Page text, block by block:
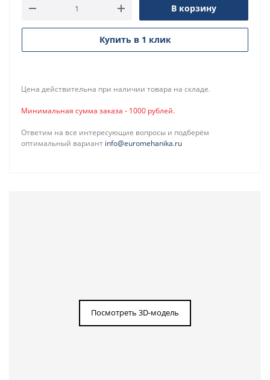
В корзину
Купить в 1 клик
Цена действительна при наличии товара на складе.
Минимальная сумма заказа - 1000 рублей.
Ответим на все интересующие вопросы и подберём
оптимальный вариант info@euromehanika.ru
Посмотреть 3D-модель